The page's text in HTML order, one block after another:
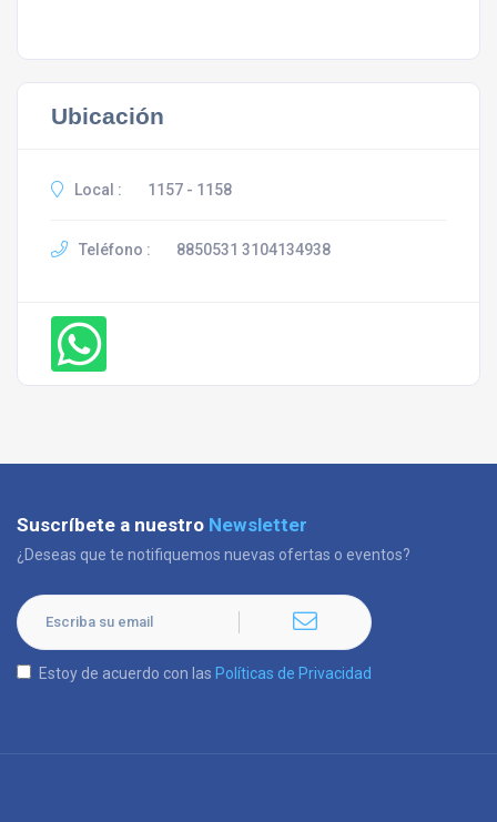
Ubicación
Local : 1157 - 1158
Teléfono : 8850531 3104134938
Suscríbete a nuestro Newsletter
¿Deseas que te notifiquemos nuevas ofertas o eventos?
Estoy de acuerdo con las Políticas de Privacidad